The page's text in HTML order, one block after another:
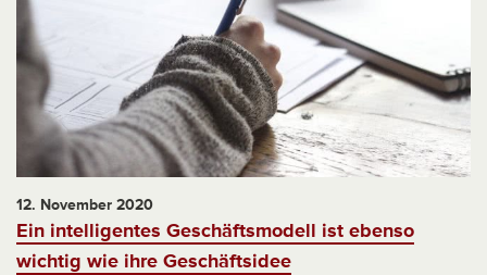
12. November 2020
Ein intelligentes Geschäftsmodell ist ebenso
wichtig wie ihre Geschäftsidee